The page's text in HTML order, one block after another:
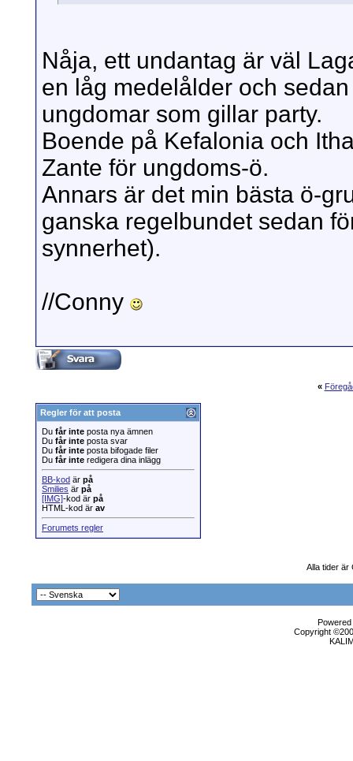
Nåja, ett undantag är väl
en låg medelålder och
ungdomar som gillar party.
Boende på Kefalonia och
Zante för ungdoms-ö.
Annars är det min bästa ö-
ganska regelbundet sedan
synnerhet).
//Conny
«
Regler för att posta
Du får inte posta nya ämnen
Du får inte posta svar
Du får inte posta bifogade filer
Du får inte redigera dina inlägg
BB-kod är på
Smilies är på
[IMG]-kod är på
HTML-kod är av
Forumets regler
Alla tider är
Copyright